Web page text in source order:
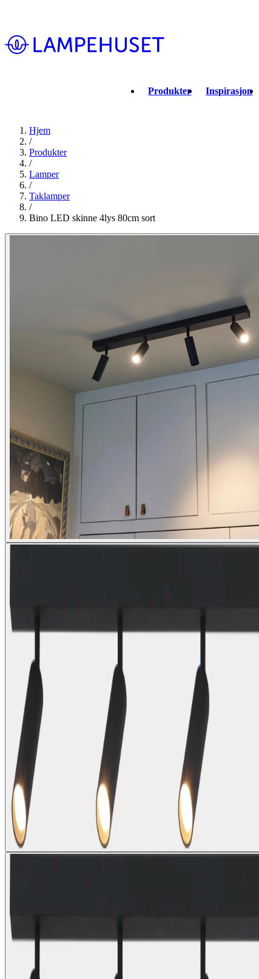
Produkter Inspirasjon
Hjem
/
Produkter
/
Lamper
/
Taklamper
/
Bino LED skinne 4lys 80cm sort